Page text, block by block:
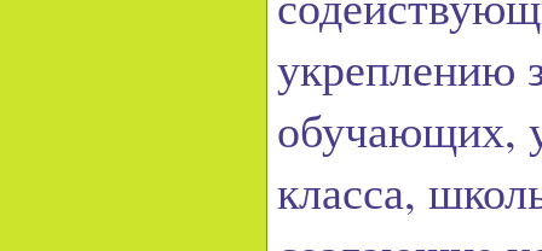
укреплению
обучающих,
класса,